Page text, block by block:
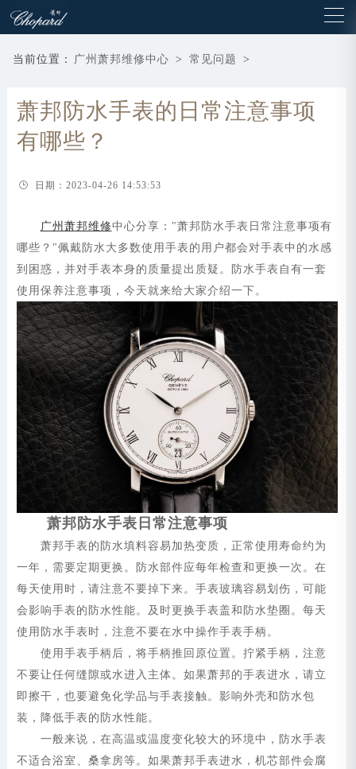
当前位置： 广州萧邦维修中心 > 常见问题 >
萧邦防水手表的日常注意事项
有哪些？
日期：2023-04-26 14:53:53
广州萧邦维修中心分享："萧邦防水手表日常注意事项有
哪些？"佩戴防水大多数使用手表的用户都会对手表中的水感
到困惑，并对手表本身的质量提出质疑。防水手表自有一套
使用保养注意事项，今天就来给大家介绍一下。
萧邦防水手表日常注意事项
萧邦手表的防水填料容易加热变质，正常使用寿命约为
一年，需要定期更换。防水部件应每年检查和更换一次。在
每天使用时，请注意不要掉下来。手表玻璃容易划伤，可能
会影响手表的防水性能。及时更换手表盖和防水垫圈。每天
使用防水手表时，注意不要在水中操作手表手柄。
使用手表手柄后，将手柄推回原位置。拧紧手柄，注意
不要让任何缝隙或水进入主体。如果萧邦的手表进水，请立
即擦干，也要避免化学品与手表接触。影响外壳和防水包
装，降低手表的防水性能。
一般来说，在高温或温度变化较大的环境中，防水手表
不适合浴室、桑拿房等。如果萧邦手表进水，机芯部件会腐